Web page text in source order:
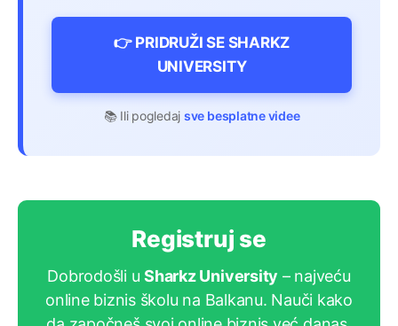
👉 PRIDRUŽI SE SHARKZ
UNIVERSITY
📚 Ili pogledaj sve besplatne videe
Registruj se
Dobrodošli uSharkz University – najveću
online biznis školu na Balkanu. Nauči kako